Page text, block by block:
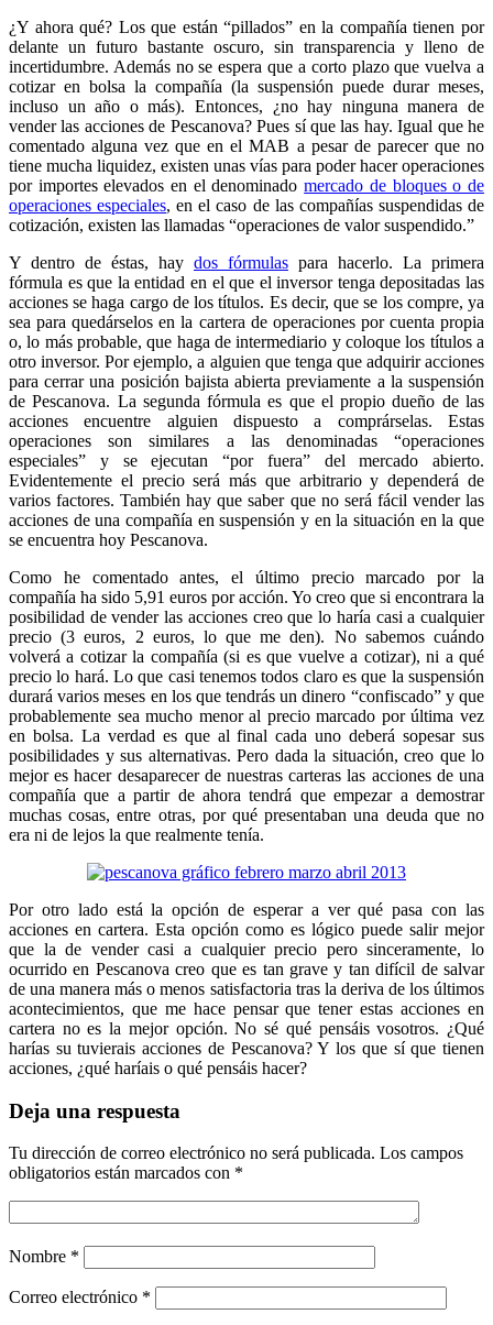
¿Y ahora qué? Los que están “pillados” en la compañía tienen por
delante un futuro bastante oscuro, sin transparencia y lleno de
incertidumbre. Además no se espera que a corto plazo que vuelva a
cotizar en bolsa la compañía (la suspensión puede durar meses,
incluso un año o más). Entonces, ¿no hay ninguna manera de
vender las acciones de Pescanova? Pues sí que las hay. Igual que he
comentado alguna vez que en el MAB a pesar de parecer que no
tiene mucha liquidez, existen unas vías para poder hacer operaciones
por importes elevados en el denominadomercado de bloques o de
operaciones especiales, en el caso de las compañías suspendidas de
cotización, existen las llamadas “operaciones de valor suspendido.”
Y dentro de éstas, hay dos fórmulas para hacerlo. La primera
fórmula es que la entidad en el que el inversor tenga depositadas las
acciones se haga cargo de los títulos. Es decir, que se los compre, ya
sea para quedárselos en la cartera de operaciones por cuenta propia
o, lo más probable, que haga de intermediario y coloque los títulos a
otro inversor. Por ejemplo, a alguien que tenga que adquirir acciones
para cerrar una posición bajista abierta previamente a la suspensión
de Pescanova. La segunda fórmula es que el propio dueño de las
acciones encuentre alguien dispuesto a comprárselas. Estas
operaciones son similares a las denominadas “operaciones
especiales” y se ejecutan “por fuera” del mercado abierto.
Evidentemente el precio será más que arbitrario y dependerá de
varios factores. También hay que saber que no será fácil vender las
acciones de una compañía en suspensión y en la situación en la que
se encuentra hoy Pescanova.
Como he comentado antes, el último precio marcado por la
compañía ha sido 5,91 euros por acción. Yo creo que si encontrara la
posibilidad de vender las acciones creo que lo haría casi a cualquier
precio (3 euros, 2 euros, lo que me den). No sabemos cuándo
volverá a cotizar la compañía (si es que vuelve a cotizar), ni a qué
precio lo hará. Lo que casi tenemos todos claro es que la suspensión
durará varios meses en los que tendrás un dinero “confiscado” y que
probablemente sea mucho menor al precio marcado por última vez
en bolsa. La verdad es que al final cada uno deberá sopesar sus
posibilidades y sus alternativas. Pero dada la situación, creo que lo
mejor es hacer desaparecer de nuestras carteras las acciones de una
compañía que a partir de ahora tendrá que empezar a demostrar
muchas cosas, entre otras, por qué presentaban una deuda que no
era ni de lejos la que realmente tenía.
Por otro lado está la opción de esperar a ver qué pasa con las
acciones en cartera. Esta opción como es lógico puede salir mejor
que la de vender casi a cualquier precio pero sinceramente, lo
ocurrido en Pescanova creo que es tan grave y tan difícil de salvar
de una manera más o menos satisfactoria tras la deriva de los últimos
acontecimientos, que me hace pensar que tener estas acciones en
cartera no es la mejor opción. No sé qué pensáis vosotros. ¿Qué
harías su tuvierais acciones de Pescanova? Y los que sí que tienen
acciones, ¿qué haríais o qué pensáis hacer?
Deja una respuesta
Tu dirección de correo electrónico no será publicada. Los campos
obligatorios están marcados con *
Nombre *
Correo electrónico *